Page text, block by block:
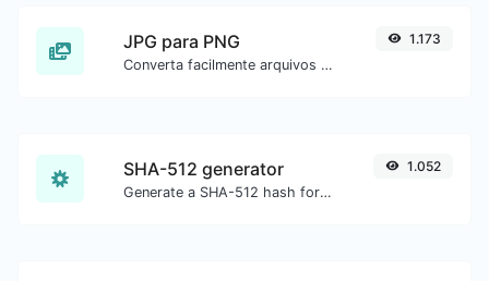
JPG para PNG
Converta facilmente arquivos de imagem JPG para PNG.
1.173
SHA-512 generator
Generate a SHA-512 hash for any string input.
1.052